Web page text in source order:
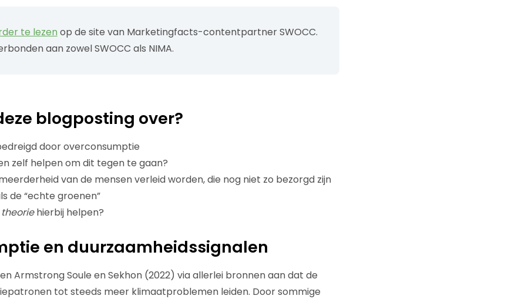
te lezen op de site van Marketingfacts-contentpartner SWOCC.
aan zowel SWOCC als NIMA.
blogposting over?
door overconsumptie
zelf helpen om dit tegen te gaan?
van de mensen verleid worden, die nog niet zo bezorgd zijn
de “echte groenen”
hierbij helpen?
en duurzaamheidssignalen
Armstrong Soule en Sekhon (2022) via allerlei bronnen aan dat de
tot steeds meer klimaatproblemen leiden. Door sommige